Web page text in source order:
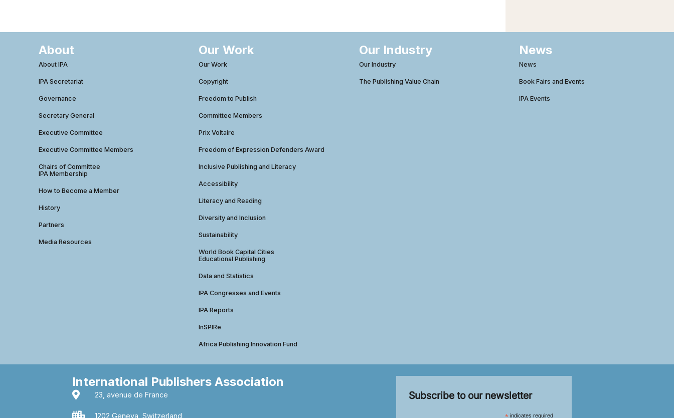
About
About IPA
IPA Secretariat
Governance
Secretary General
Executive Committee
Executive Committee Members
Chairs of Committee
IPA Membership
How to Become a Member
History
Partners
Media Resources
Our Work
Our Work
Copyright
Freedom to Publish
Committee Members
Prix Voltaire
Freedom of Expression Defenders Award
Inclusive Publishing and Literacy
Accessibility
Literacy and Reading
Diversity and Inclusion
Sustainability
World Book Capital Cities
Educational Publishing
Data and Statistics
IPA Congresses and Events
IPA Reports
InSPIRe
Africa Publishing Innovation Fund
Our Industry
Our Industry
The Publishing Value Chain
News
News
Book Fairs and Events
IPA Events
International Publishers Association
23, avenue de France
1202 Geneva, Switzerland
Subscribe to our newsletter
indicates required